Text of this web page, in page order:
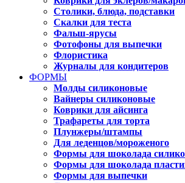
Столики, блюда, подставки
Скалки для теста
Фальш-ярусы
Фотофоны для выпечки
Флористика
Журналы для кондитеров
ФОРМЫ
Молды силиконовые
Вайнеры силиконовые
Коврики для айсинга
Трафареты для торта
Плунжеры/штампы
Для леденцов/мороженого
Формы для шоколада
Формы для шоколада
Формы для выпечки